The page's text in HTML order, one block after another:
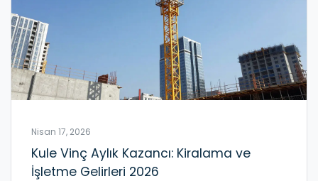
Nisan 17, 2026
Kule Vinç Aylık Kazancı: Kiralama ve
İşletme Gelirleri 2026